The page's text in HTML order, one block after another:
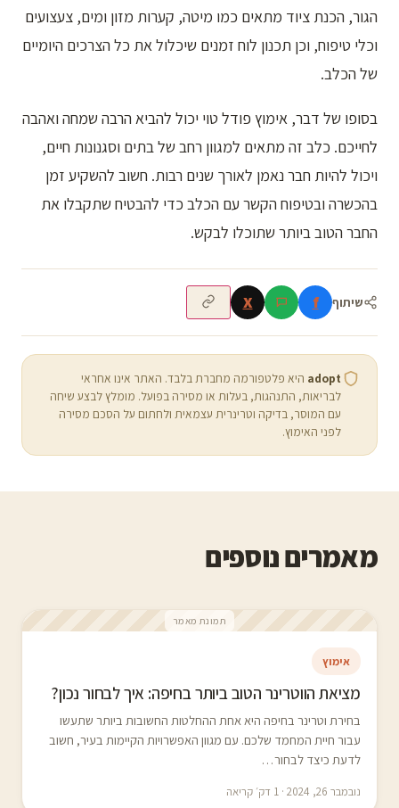
הגור, הכנת ציוד מתאים כמו מיטה, קערות מזון ומים, צעצועים
וכלי טיפוח, וכן תכנון לוח זמנים שיכלול את כל הצרכים היומיים
של הכלב.
בסופו של דבר, אימוץ פודל טוי יכול להביא הרבה שמחה ואהבה
לחייכם. כלב זה מתאים למגוון רחב של בתים וסגנונות חיים,
ויכול להיות חבר נאמן לאורך שנים רבות. חשוב להשקיע זמן
בהכשרה ובטיפוח הקשר עם הכלב כדי להבטיח שתקבלו את
החבר הטוב ביותר שתוכלו לבקש.
שיתוף f
X
adopt היא פלטפורמה מחברת בלבד. האתר אינו אחראי
לבריאות, התנהגות, בעלות או מסירה בפועל. מומלץ לבצע שיחה
עם המוסר, בדיקה וטרינרית עצמאית ולחתום על הסכם מסירה
לפני האימוץ.
מאמרים נוספים
תמונת מאמר
אימוץ
מציאת הווטרינר הטוב ביותר בחיפה: איך לבחור נכון?
בחירת וטרינר בחיפה היא אחת ההחלטות החשובות ביותר שתעשו
עבור חיית המחמד שלכם. עם מגוון האפשרויות הקיימות בעיר, חשוב
לדעת כיצד לבחור…
נובמבר 26, 2024 · 1 דק׳ קריאה